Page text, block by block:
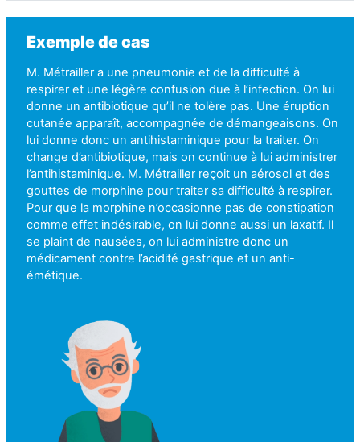
Exemple de cas
M. Métrailler a une pneumonie et de la difficulté à
respirer et une légère confusion due à l’infection. On lui
donne un antibiotique qu’il ne tolère pas. Une éruption
cutanée apparaît, accompagnée de démangeaisons. On
lui donne donc un antihistaminique pour la traiter. On
change d’antibiotique, mais on continue à lui administrer
l’antihistaminique. M. Métrailler reçoit un aérosol et des
gouttes de morphine pour traiter sa difficulté à respirer.
Pour que la morphine n’occasionne pas de constipation
comme effet indésirable, on lui donne aussi un laxatif. Il
se plaint de nausées, on lui administre donc un
médicament contre l’acidité gastrique et un anti-
émétique.